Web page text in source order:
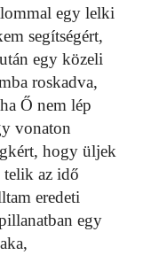
egy lelki
segítségért,
egy közeli
roskadva,
Ő nem lép
vonaton
hogy üljek
telik az idő
eredeti
egy